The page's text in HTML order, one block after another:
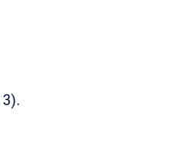
3).